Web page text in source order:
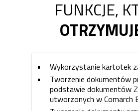
Wykorzystanie kartotek
Tworzenie dokumentów
podstawie dokumentów
utworzonych w Comarch
FUNKCJE,